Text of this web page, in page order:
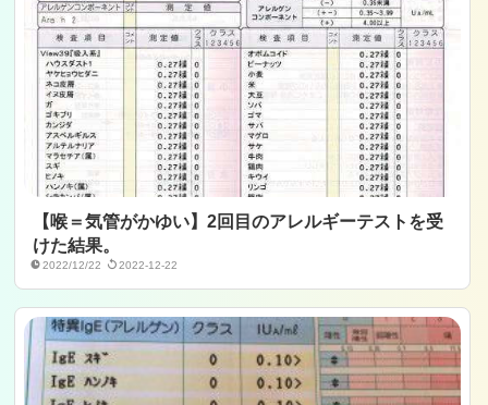
【喉＝気管がかゆい】2回目のアレルギーテストを受
けた結果。
2022/12/22 2022-12-22